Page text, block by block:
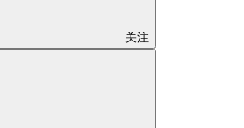
关注